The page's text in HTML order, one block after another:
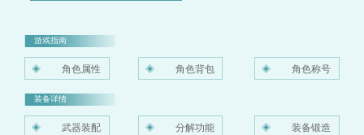
3.本游戏采取用户实名认证系
统，未满18周岁的用户不能付
费，不可进行游戏。
4.本游戏以架空世界为主题，游
戏有策略的搭配玩法，需要玩家
游戏指南
角色属性 角色背包 角色称号
装备详情
武器装配 分解功能 装备锻造